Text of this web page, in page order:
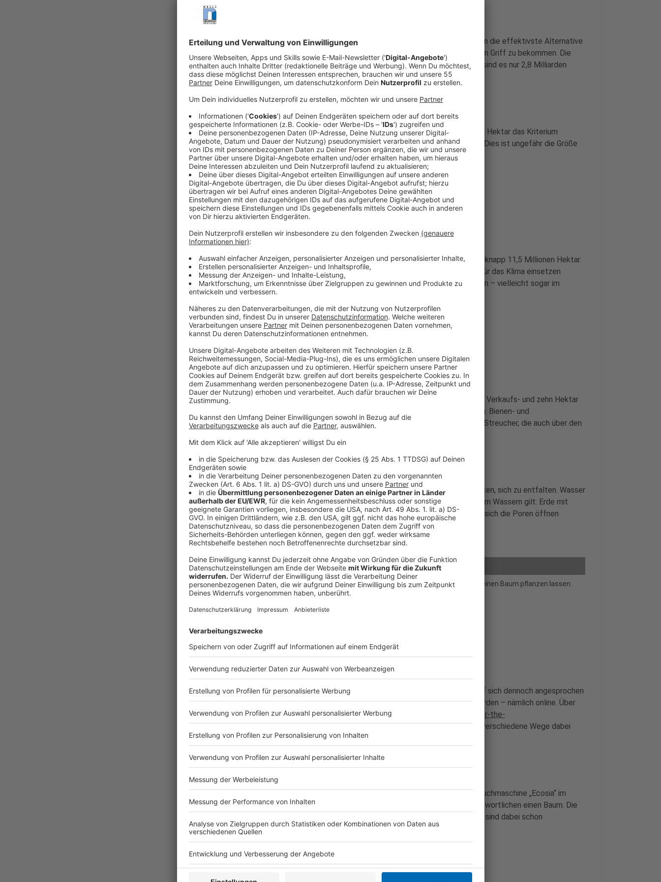
Forscher haben herausgefunden, dass das Aufforsten von Wäldern die effektivste Alternative
wäre, um CO2-Emissionen zumindest für einen gewissen Teil in den Griff zu bekommen. Die
Erde könnte mit 4,4 Milliarden Hektar Wald bedeckt sein. Aktuell sind es nur 2,8 Milliarden
Hektar.
Anzeige
Von den offenen 1,6 Milliarden Hektar würden sogar 0,9 Milliarden Hektar das Kriterium
erfüllen, nicht vom Menschen genutzt zu werden. Zum Vergleich: Dies ist ungefähr die Größe
der USA.
Anzeige
So viele Bäume gibt es in Deutschland
Derzeit gibt es rund 90 Milliarden Bäume in Deutschland, das sind knapp 11,5 Millionen Hektar.
Wer etwas gegen die CO2-Emissionen machen möchte und sich für das Klima einsetzen
möchte, sollte darüber nachdenken, selbst einen Baum zu pflanzen – vielleicht sogar im
eigenen Garten.
Anzeige
Tipps von einem Experten zum Pflanzen
Anzeige
Roman Senekovic ist Betreiber einer Baumschule mit zwei Hektar Verkaufs- und zehn Hektar
Gesamtfläche in Witten. Er empfiehlt folgende Bäume zu pflanzen: Bienen- und
Insektenfreundliche Bäume wie den Euodia, oder Silberlinden und Streucher, die auch über den
Anzeige
Wichtig sei laut Senekovic, dass die Bäume genügend Platz erhalten, sich zu entfalten. Wasser
müsse in den Boden ziehen, damit die Wurzeln nicht verfaulen. Beim Wässern gilt: Erde mit
Hand oder Dreizack lockern, sodass das Wasser gut abließen und sich die Poren öffnen
können.
Anzeige
©
Mit nur wenigen Klicks könnt ihr schon Baumpate werden und online einen Baum pflanzen lassen.
Anzeige
Kein eigener Garten? Kein Problem
Anzeige
Wer nun keinen eigenen Garten, oder eine Gartenzeile besitzt, darf sich dennoch angesprochen
fühlen. Denn es gibt auch andere Möglichkeiten, Baumpate zu werden – nämlich online. Über
die Seitenhttps://www.iplantatree.org/
https://www.plant-for-the-
planet.org/de/unterstuetzen/treecardkönnen Interessierte auf verschiedene Wege dabei
helfen, das Klima mit Baumpflanzen zu unterstützen.
Anzeige
Statt Google Chrome oder Firefox könntet ihr auch mal mit der Suchmaschine „Ecosia“ im
Internet surfen. Nach jedem 45. Suchergebnis pflanzen die Verantwortlichen einen Baum. Die
Bäume werden vor allem in Afrika gepflanzt – 70 Millionen Bäume sind dabei schon
zusammengekommen.